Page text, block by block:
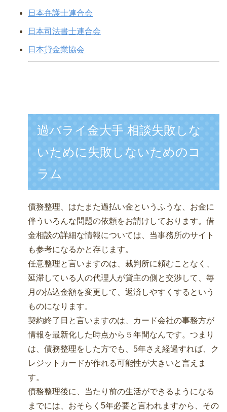
日本弁護士連合会
日本司法書士連合会
日本貸金業協会
過バライ金大手 相談失敗しな
いために失敗しないためのコ
ラム
債務整理、はたまた過払い金というふうな、お金に
伴ういろんな問題の依頼をお請けしております。借
金相談の詳細な情報については、当事務所のサイト
も参考になるかと存じます。
任意整理と言いますのは、裁判所に頼むことなく、
延滞している人の代理人が貸主の側と交渉して、毎
月の払込金額を変更して、返済しやすくするという
ものになります。
契約終了日と言いますのは、カード会社の事務方が
情報を最新化した時点から５年間なんです。つまり
は、債務整理をした方でも、5年さえ経過すれば、ク
レジットカードが作れる可能性が大きいと言えま
す。
債務整理後に、当たり前の生活ができるようになる
までには、おそらく5年必要と言われますから、その